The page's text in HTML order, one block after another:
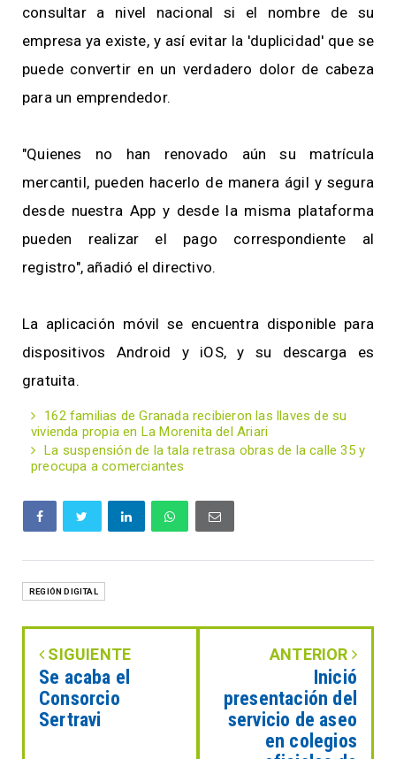
consultar a nivel nacional si el nombre de su
empresa ya existe, y así evitar la 'duplicidad' que se
puede convertir en un verdadero dolor de cabeza
para un emprendedor.
"Quienes no han renovado aún su matrícula
mercantil, pueden hacerlo de manera ágil y segura
desde nuestra App y desde la misma plataforma
pueden realizar el pago correspondiente al
registro", añadió el directivo.
La aplicación móvil se encuentra disponible para
dispositivos Android y iOS, y su descarga es
gratuita.
162 familias de Granada recibieron las llaves de su
vivienda propia en La Morenita del Ariari
La suspensión de la tala retrasa obras de la calle 35 y
preocupa a comerciantes
REGIÓN DIGITAL
SIGUIENTE
Se acaba el
Consorcio
Sertravi
ANTERIOR
Inició
presentación del
servicio de aseo
en colegios